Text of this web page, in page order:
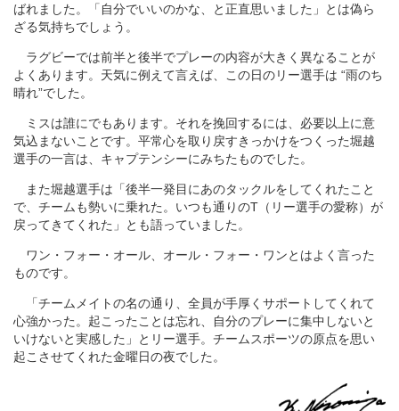
ばれました。「自分でいいのかな、と正直思いました」とは偽ら
ざる気持ちでしょう。
ラグビーでは前半と後半でプレーの内容が大きく異なることが
よくあります。天気に例えて言えば、この日のリー選手は “雨のち
晴れ”でした。
ミスは誰にでもあります。それを挽回するには、必要以上に意
気込まないことです。平常心を取り戻すきっかけをつくった堀越
選手の一言は、キャプテンシーにみちたものでした。
また堀越選手は「後半一発目にあのタックルをしてくれたこと
で、チームも勢いに乗れた。いつも通りのT（リー選手の愛称）が
戻ってきてくれた」とも語っていました。
ワン・フォー・オール、オール・フォー・ワンとはよく言った
ものです。
「チームメイトの名の通り、全員が手厚くサポートしてくれて
心強かった。起こったことは忘れ、自分のプレーに集中しないと
いけないと実感した」とリー選手。チームスポーツの原点を思い
起こさせてくれた金曜日の夜でした。